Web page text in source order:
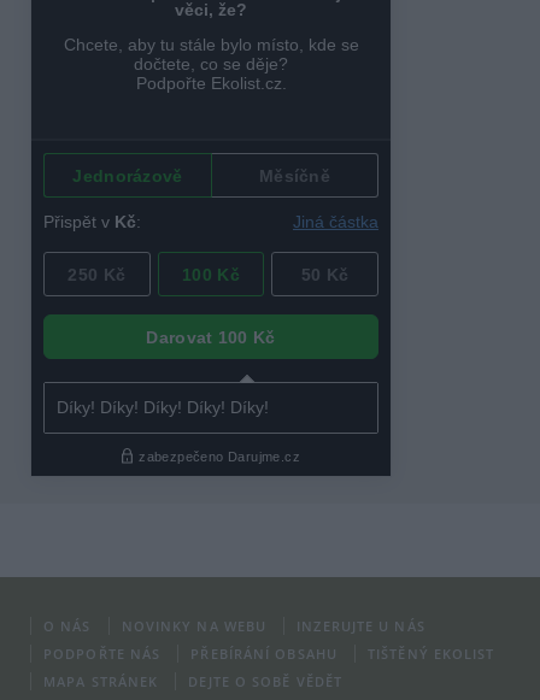
O NÁS NOVINKY NA WEBU
INZERUJTE U NÁS
PODPOŘTE NÁS
PŘEBÍRÁNÍ OBSAHU
TIŠTĚNÝ EKOLIST
MAPA STRÁNEK
DEJTE O SOBĚ VĚDĚT